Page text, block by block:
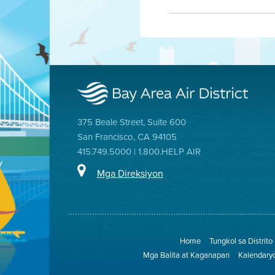
375 Beale Street, Suite 600
San Francisco, CA 94105
415.749.5000 | 1.800.HELP AIR
Mga Direksiyon
Home
Tungkol sa
Mga Balita at Kaganapan